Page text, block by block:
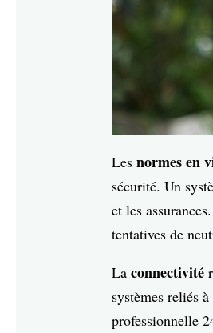
Lesnormes en
sécurité. Un
et les
tentatives de
Laconnectivité
systèmes reliés
professionnelle